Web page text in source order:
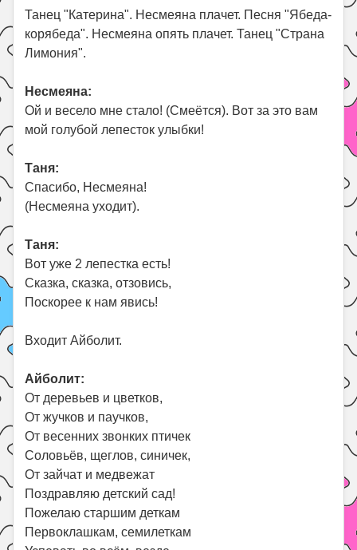
Танец "Катерина". Несмеяна плачет. Песня "Ябеда-
корябеда". Несмеяна опять плачет. Танец "Страна
Лимония".
Несмеяна:
Ой и весело мне стало! (Смеётся). Вот за это вам
мой голубой лепесток улыбки!
Таня:
Спасибо, Несмеяна!
(Несмеяна уходит).
Таня:
Вот уже 2 лепестка есть!
Сказка, сказка, отзовись,
Поскорее к нам явись!
Входит Айболит.
Айболит:
От деревьев и цветков,
От жучков и паучков,
От весенних звонких птичек
Соловьёв, щеглов, синичек,
От зайчат и медвежат
Поздравляю детский сад!
Пожелаю старшим деткам
Первоклашкам, семилеткам